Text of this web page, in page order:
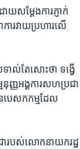
សម្តែង​ការ​ភ្ញាក់​
ារវាយ​ប្រហារ​លើ​
ាល់​តែ​សោះ​ថា​ ទង្វើ​
ញ្ញ​អង្គការ​សហ​ប្រជា
បេសក​កម្ម​ដែល​
ា​របស់​លោក​នាយក​រដ្ឋ​